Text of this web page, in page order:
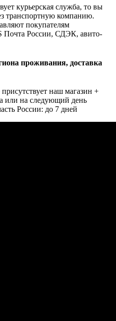
курьерская служба, то вы
транспортную компанию.
покупателям
Почта России, СДЭК, авито-
проживания, доставка
присутствует наш магазин +
или на следующий день
России: до 7 дней